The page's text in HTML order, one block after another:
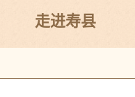
走进寿县